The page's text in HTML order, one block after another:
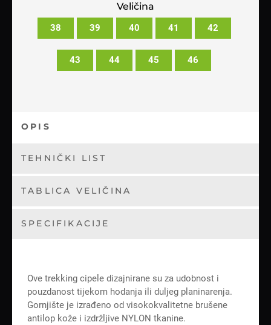
Veličina
38 39 40 41 42
43 44 45 46
OPIS
TEHNIČKI LIST
TABLICA VELIČINA
SPECIFIKACIJE
Ove trekking cipele dizajnirane su za udobnost i
pouzdanost tijekom hodanja ili duljeg planinarenja.
Gornjište je izrađeno od visokokvalitetne brušene
antilop kože i izdržljive NYLON tkanine.